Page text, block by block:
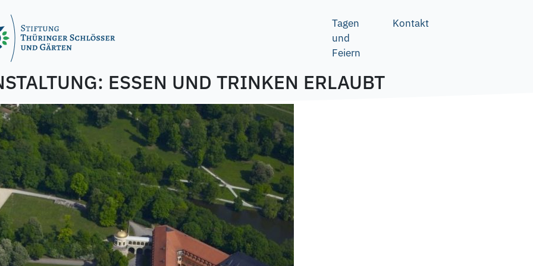
Tagen
und
Feiern
Kontakt
ESSEN UND TRINKEN ERLAUBT